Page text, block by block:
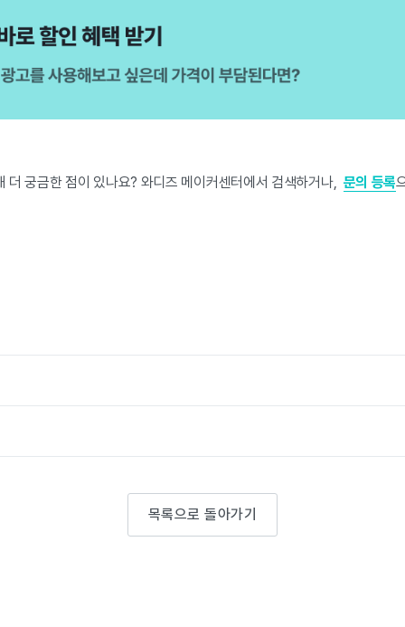
더 궁금한 점이 있나요? 와디즈 메이커센터에서 검색하거나, 문의 등록
목록으로 돌아가기